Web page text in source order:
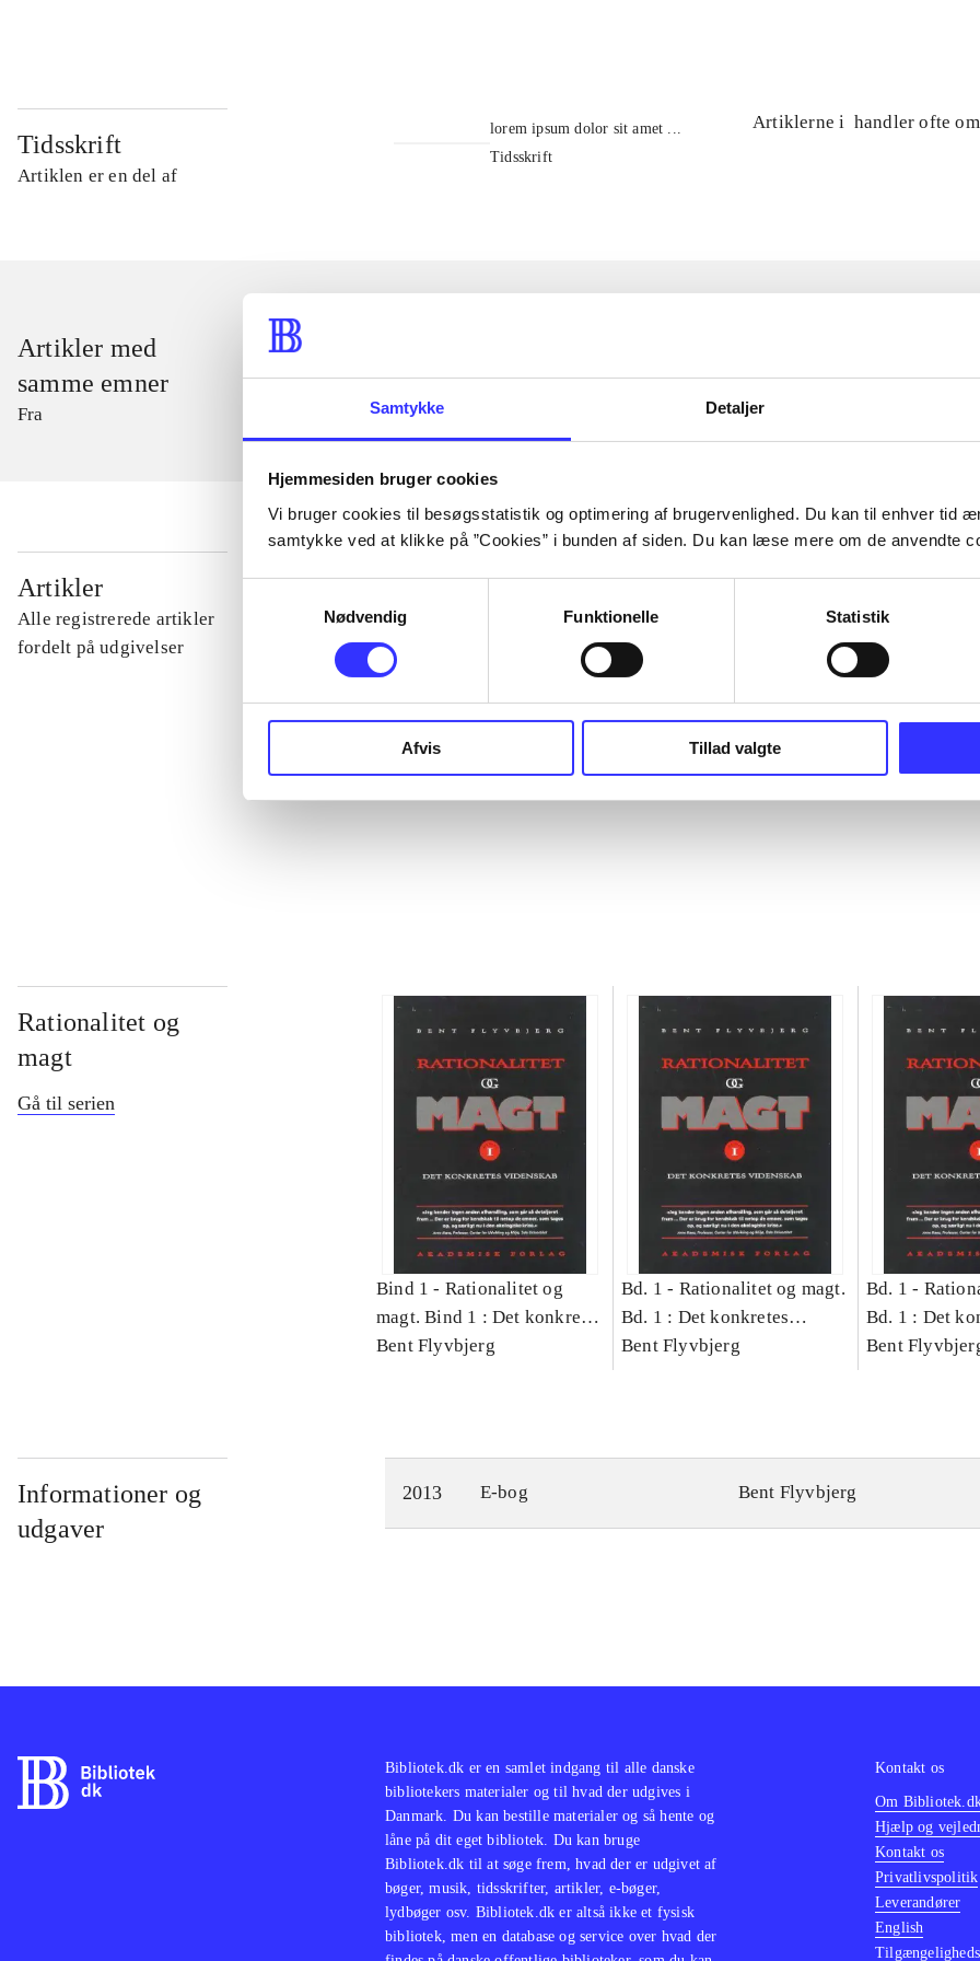
Samtykke Detaljer
Hjemmesiden bruger cookies
Vi bruger cookies til besøgsstatistik og optimering af brugervenlighed. Du kan til enhver tid
samtykke ved at klikke på ”Cookies” i bunden af siden. Du kan læse mere om de anvendte
Nødvendig
Funktionelle Statistik
Afvis Tillad valgte
Tidsskrift
Artiklen er en del af
lorem ipsum dolor sit amet ...
Tidsskrift
Artiklerne i handler ofte om
Artikler med
samme emner
Fra
Artikler
Alle registrerede artikler
fordelt på udgivelser
...
Rationalitet og
magt
Gå til serien
Bind 1 - Rationalitet og
magt. Bind 1 : Det konkretes
videnskab
Bent Flyvbjerg
Bd. 1 - Rationalitet og magt.
Bd. 1 : Det konkretes
videnskab
Bent Flyvbjerg
Bd. 1 -
Bd. 1 : Det
videnskab
Bent
Informationer og
udgaver
2013 E-bog Bent Flyvbjerg
Bibliotek.dk er en samlet indgang til alle danske
bibliotekers materialer og til hvad der udgives i
Danmark. Du kan bestille materialer og så hente og
låne på dit eget bibliotek. Du kan bruge
Bibliotek.dk til at søge frem, hvad der er udgivet af
bøger, musik, tidsskrifter, artikler, e-bøger,
lydbøger osv. Bibliotek.dk er altså ikke et fysisk
bibliotek, men en database og service over hvad der
Kontakt os
Om
Hjælp og
Kontakt os
Privatlivspolitik
Leverandører
English